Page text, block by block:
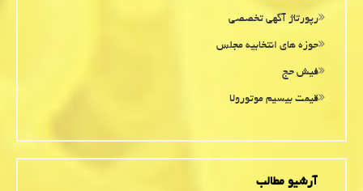
رپورتاژ آگهی تخصصی
حوزه های انتخابیه مجلس
فیش حج
قیمت بیسیم موتورولا
آرشیو مطالب